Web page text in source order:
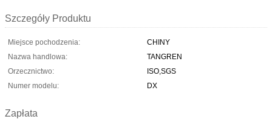
Szczegóły Produktu
Miejsce pochodzenia:
CHINY
Nazwa handlowa:
TANGREN
Orzecznictwo:
ISO,SGS
Numer modelu:
DX
Zapłata